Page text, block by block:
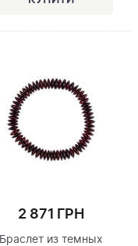
2 871 ГРН
Браслет из темных